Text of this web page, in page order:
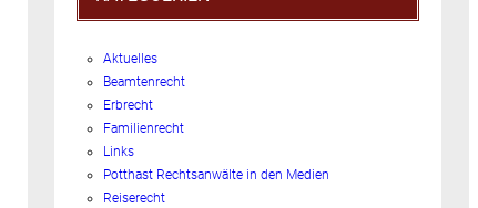
Aktuelles
Beamtenrecht
Erbrecht
Familienrecht
Links
Potthast Rechtsanwälte in den Medien
Reiserecht